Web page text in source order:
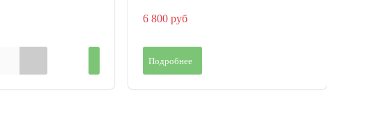
6 800 руб
Подробнее